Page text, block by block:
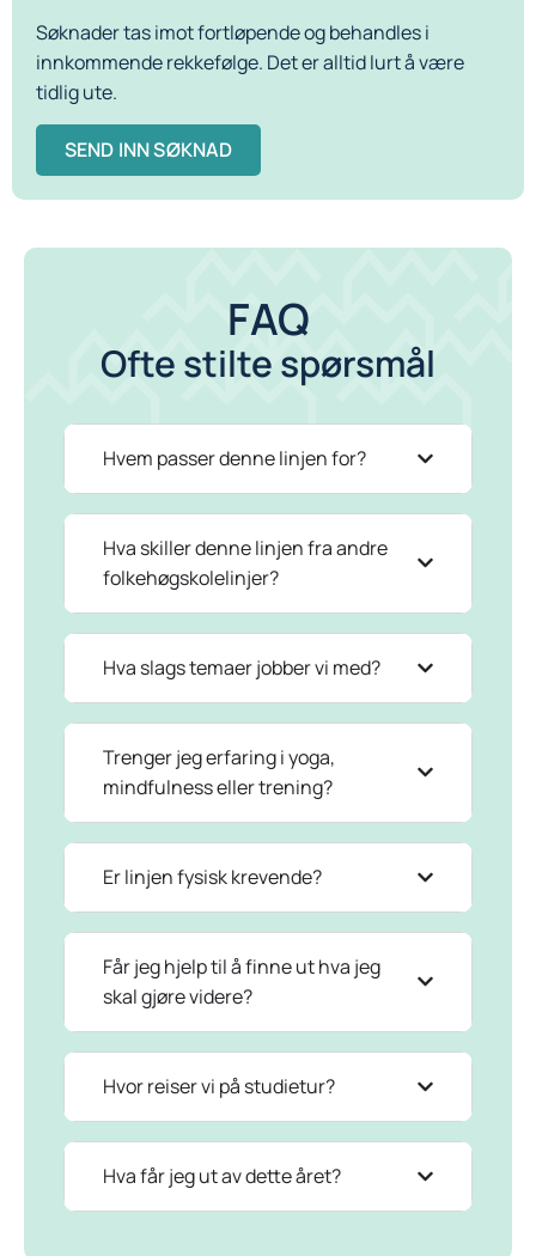
Søknader tas imot fortløpende og behandles i
innkommende rekkefølge. Det er alltid lurt å være
tidlig ute.
SEND INN SØKNAD
FAQ
Ofte stilte spørsmål
Hvem passer denne linjen for?
Hva skiller denne linjen fra andre
folkehøgskolelinjer?
Hva slags temaer jobber vi med?
Trenger jeg erfaring i yoga,
mindfulness eller trening?
Er linjen fysisk krevende?
Får jeg hjelp til å finne ut hva jeg
skal gjøre videre?
Hvor reiser vi på studietur?
Hva får jeg ut av dette året?